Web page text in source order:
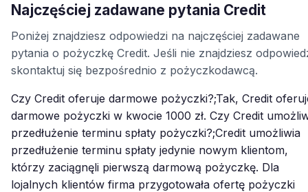
Najczęściej zadawane pytania Credit
Poniżej znajdziesz odpowiedzi na najczęściej zadawane
pytania o pożyczkę Credit. Jeśli nie znajdziesz
skontaktuj się bezpośrednio z pożyczkodawcą.
Czy Credit oferuje darmowe pożyczki?;Tak, Credit
darmowe pożyczki w kwocie 1000 zł. Czy Credit
przedłużenie terminu spłaty pożyczki?;Credit umożliwia
przedłużenie terminu spłaty jedynie nowym klientom,
którzy zaciągnęli pierwszą darmową pożyczkę. Dla
lojalnych klientów firma przygotowała ofertę pożyczki